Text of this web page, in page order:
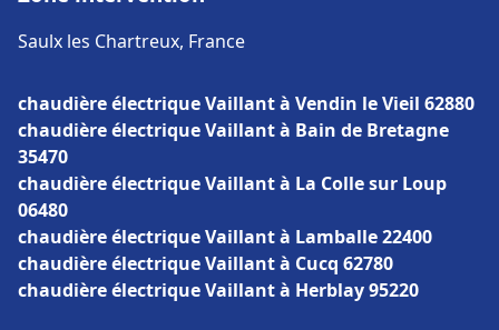
Saulx les Chartreux, France
chaudière électrique Vaillant à Vendin le Vieil 62880
chaudière électrique Vaillant à Bain de Bretagne
35470
chaudière électrique Vaillant à La Colle sur Loup
06480
chaudière électrique Vaillant à Lamballe 22400
chaudière électrique Vaillant à Cucq 62780
chaudière électrique Vaillant à Herblay 95220